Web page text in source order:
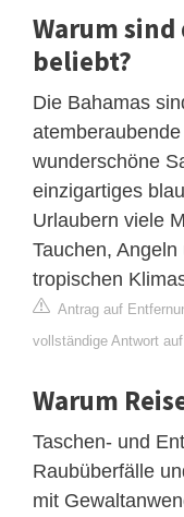
Warum sind
beliebt?
Die Bahamas
wunderschöne
einzigartiges
Urlaubern viele
Tauchen,
tropischen
Antrag auf
vollständige Antwort
Warum
Taschen- und
Raubüberfälle
mit